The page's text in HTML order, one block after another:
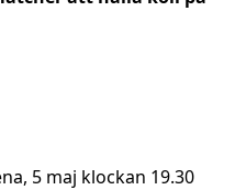
5 maj klockan 19.30